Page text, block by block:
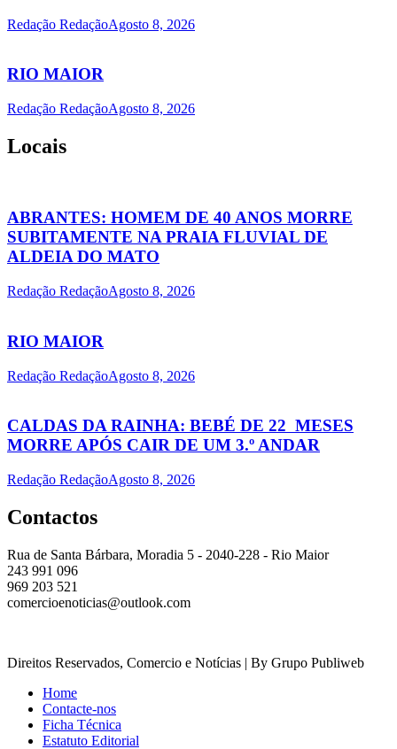
Redação RedaçãoAgosto 8, 2026
RIO MAIOR
Redação RedaçãoAgosto 8, 2026
Locais
ABRANTES: HOMEM DE 40 ANOS MORRE
SUBITAMENTE NA PRAIA FLUVIAL DE
ALDEIA DO MATO
Redação RedaçãoAgosto 8, 2026
RIO MAIOR
Redação RedaçãoAgosto 8, 2026
CALDAS DA RAINHA: BEBÉ DE 22 MESES
MORRE APÓS CAIR DE UM 3.º ANDAR
Redação RedaçãoAgosto 8, 2026
Contactos
Rua de Santa Bárbara, Moradia 5 - 2040-228 - Rio Maior
243 991 096
969 203 521
comercioenoticias@outlook.com
Direitos Reservados, Comercio e Notícias | By Grupo Publiweb
Home
Contacte-nos
Ficha Técnica
Estatuto Editorial